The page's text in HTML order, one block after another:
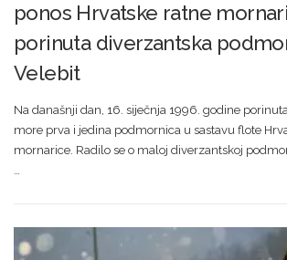
ponos Hrvatske ratne
porinuta diverzantska
Velebit
Na današnji dan, 16. siječnja 1996. godine
more prva i jedina podmornica u sastavu flote
mornarice. Radilo se o maloj diverzantskoj
…